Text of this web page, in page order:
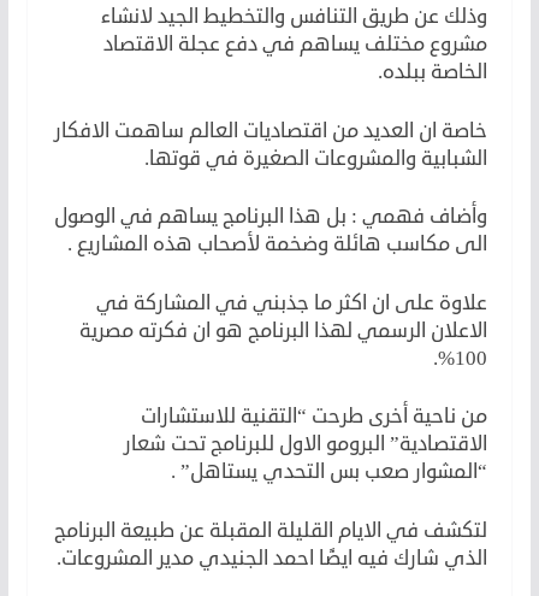
وذلك عن طريق التنافس والتخطيط الجيد لانشاء
مشروع مختلف يساهم في دفع عجلة الاقتصاد
الخاصة ببلده.
خاصة ان العديد من اقتصاديات العالم ساهمت الافكار
الشبابية والمشروعات الصغيرة في قوتها.
وأضاف فهمي : بل هذا البرنامج يساهم في الوصول
الى مكاسب هائلة وضخمة لأصحاب هذه المشاريع .
علاوة على ان اكثر ما جذبني في المشاركة في
الاعلان الرسمي لهذا البرنامج هو ان فكرته مصرية
100%.
من ناحية أخرى طرحت “التقنية للاستشارات
الاقتصادية” البرومو الاول للبرنامج تحت شعار
“المشوار صعب بس التحدي يستاهل” .
لتكشف في الايام القليلة المقبلة عن طبيعة البرنامج
الذي شارك فيه ايضًا احمد الجنيدي مدير المشروعات.